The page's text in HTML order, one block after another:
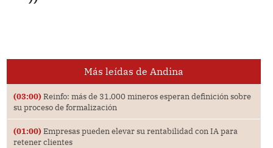
Más leídas de Andina
(03:00) Reinfo: más de 31,000 mineros esperan definición sobre
su proceso de formalización
(01:00) Empresas pueden elevar su rentabilidad con IA para
retener clientes